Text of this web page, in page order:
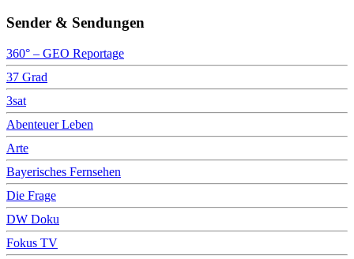
Sender & Sendungen
360° – GEO Reportage
37 Grad
3sat
Abenteuer Leben
Arte
Bayerisches Fernsehen
Die Frage
DW Doku
Fokus TV